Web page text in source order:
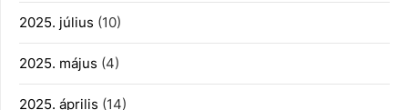
2025. július (10)
2025. május (4)
2025. április (14)